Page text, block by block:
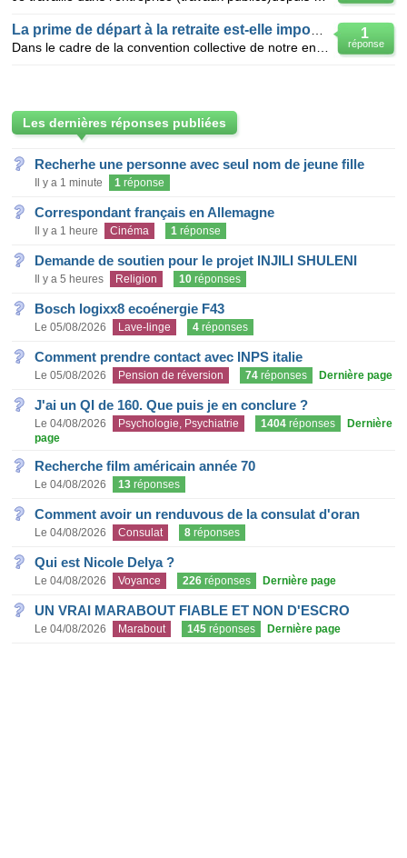
1
réponse
Les dernières réponses publiées
Recherhe une personne avec seul nom de jeune fille
Il y a 1 minute 1 réponse
Correspondant français en Allemagne
Il y a 1 heure Cinéma 1 réponse
Demande de soutien pour le projet INJILI SHULENI
Il y a 5 heures Religion 10 réponses
Bosch logixx8 ecoénergie F43
Le 05/08/2026 Lave-linge 4 réponses
Comment prendre contact avec INPS italie
Le 05/08/2026 Pension de réversion 74 réponses Dernière page
J'ai un QI de 160. Que puis je en conclure ?
Le 04/08/2026 Psychologie, Psychiatrie 1404 réponses
Dernière
page
Recherche film américain année 70
Le 04/08/2026 13 réponses
Comment avoir un renduvous de la consulat d'oran
Le 04/08/2026 Consulat 8 réponses
Qui est Nicole Delya ?
Le 04/08/2026 Voyance 226 réponses Dernière page
UN VRAI MARABOUT FIABLE ET NON D'ESCRO
Le 04/08/2026 Marabout 145 réponses Dernière page